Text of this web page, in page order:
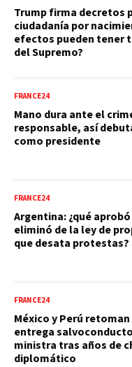
Trump firma decretos
ciudadanía por
efectos pueden tener
del Supremo?
FRANCE24
Mano dura ante el
responsable, así
como presidente
FRANCE24
Argentina: ¿qué
eliminó de la ley de
que desata protestas?
FRANCE24
México y Perú
entrega
ministra tras años de
diplomático